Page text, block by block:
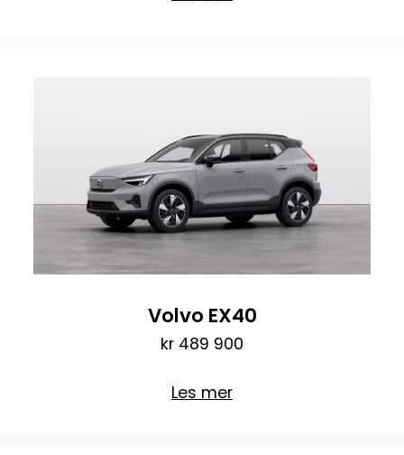
Volvo EX40
kr 489 900
Les mer